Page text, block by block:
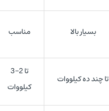
بسیار بالا مناسب
تا چند ده کیلووات
تا 2–3
کیلووات